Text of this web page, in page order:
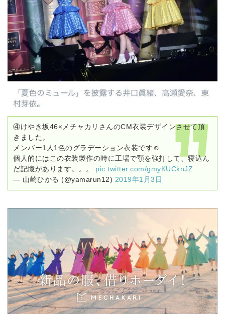
④けやき坂46×メチャカリさんのCM衣装デザインさせて頂
きました。
メンバー1人1色のグラデーション衣装です☺︎
個人的にはこの衣装製作の時に工場で顎を強打して、寝込ん
だ記憶があります。。。 pic.twitter.com/gmyKUCknJZ
— 山崎ひかる (@yamarun12) 2019年1月3日